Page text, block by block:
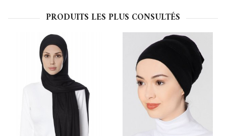
PRODUITS LES PLUS CONSULTÉS